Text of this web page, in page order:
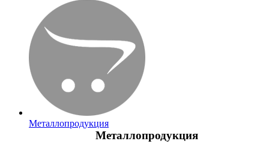
Металлопродукция
Металлопродукция